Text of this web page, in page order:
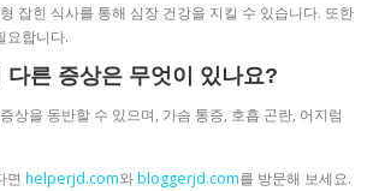
잡힌 식사를 통해 심장 건강을 지킬 수 있습니다. 또한
요합니다.
다른 증상은 무엇이 있나요?
상을 동반할 수 있으며, 가슴 통증, 호흡 곤란, 어지럼
면 helperjd.com와bloggerjd.com를 방문해 보세요.